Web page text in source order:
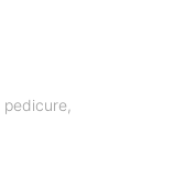
pedicure,